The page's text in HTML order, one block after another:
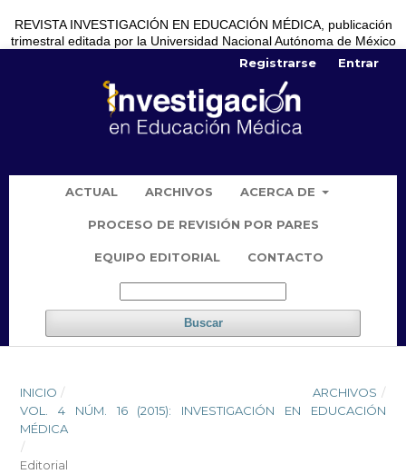
REVISTA INVESTIGACIÓN EN EDUCACIÓN MÉDICA, publicación
trimestral editada por la Universidad Nacional Autónoma de México
ACTUAL ARCHIVOS ACERCA DE
PROCESO DE REVISIÓN POR PARES
EQUIPO EDITORIAL CONTACTO
Buscar
Registrarse Entrar
INICIO / ARCHIVOS /
VOL. 4 NÚM. 16 (2015): INVESTIGACIÓN EN EDUCACIÓN
MÉDICA
/
Editorial